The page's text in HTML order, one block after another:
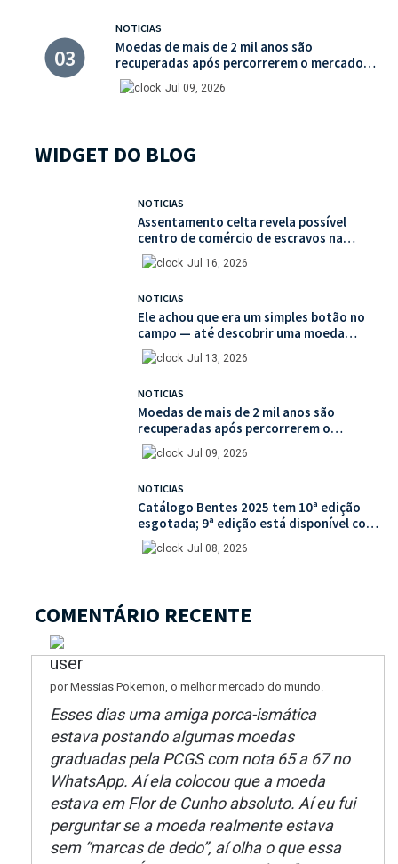
NOTICIAS
Moedas de mais de 2 mil anos são
recuperadas após percorrerem o mercado
ilegal de antiguidades
Jul 09, 2026
WIDGET DO BLOG
NOTICIAS
Assentamento celta revela possível
centro de comércio de escravos na
França
Jul 16, 2026
NOTICIAS
Ele achou que era um simples botão no
campo — até descobrir uma moeda
medieval de valor histórico incalculável
Jul 13, 2026
NOTICIAS
Moedas de mais de 2 mil anos são
recuperadas após percorrerem o
mercado ilegal de antiguidades
Jul 09, 2026
NOTICIAS
Catálogo Bentes 2025 tem 10ª edição
esgotada; 9ª edição está disponível com
mais de 30% de desconto na unidade
Jul 08, 2026
COMENTÁRIO RECENTE
por Messias Pokemon, o melhor mercado do mundo.
Esses dias uma amiga porca-ismática
estava postando algumas moedas
graduadas pela PCGS com nota 65 a 67 no
WhatsApp. Aí ela colocou que a moeda
estava em Flor de Cunho absoluto. Aí eu fui
perguntar se a moeda realmente estava
sem “marcas de dedo”, aí olha o que essa